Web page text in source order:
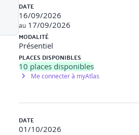
invalidité, décès : fonctionnement.
éducation .
/ TNS assimilés salariés…
DATE
16/09/2026
au 17/09/2026
MODALITÉ
Présentiel
PLACES DISPONIBLES
10 places disponibles
Me connecter à myAtlas
DATE
01/10/2026